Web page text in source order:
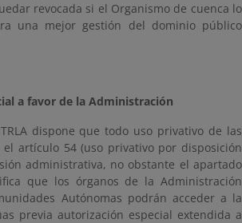
revocada si el Organismo de cuenca lo
una mejor gestión del dominio público
a favor de la Administración
dispone que todo uso privativo de las
artículo 54 (uso privativo por disposición
administrativa, no obstante el apartado
que los órganos de la Administración
Autónomas podrán acceder a la
previa autorización especial extendida a